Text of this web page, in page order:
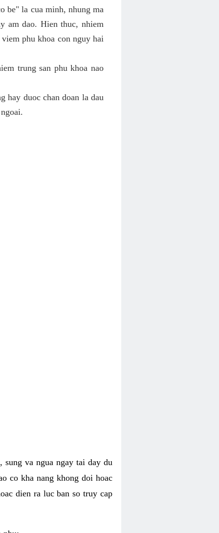
be" la cua minh, nhung ma
am dao. Hien thuc, nhiem
phu khoa con nguy hai
trung san phu khoa nao
hay duoc chan doan la dau
va ngua ngay tai day du
co kha nang khong doi hoac
dien ra luc ban so truy cap